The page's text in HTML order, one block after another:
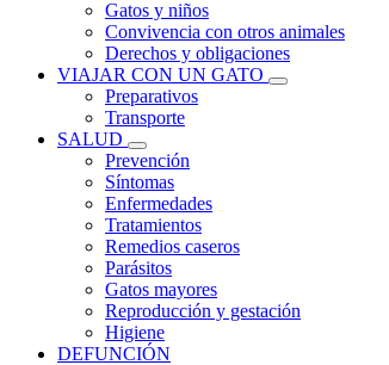
Gatos y niños
Convivencia con otros animales
Derechos y obligaciones
VIAJAR CON UN GATO
Preparativos
Transporte
SALUD
Prevención
Síntomas
Enfermedades
Tratamientos
Remedios caseros
Parásitos
Gatos mayores
Reproducción y gestación
Higiene
DEFUNCIÓN